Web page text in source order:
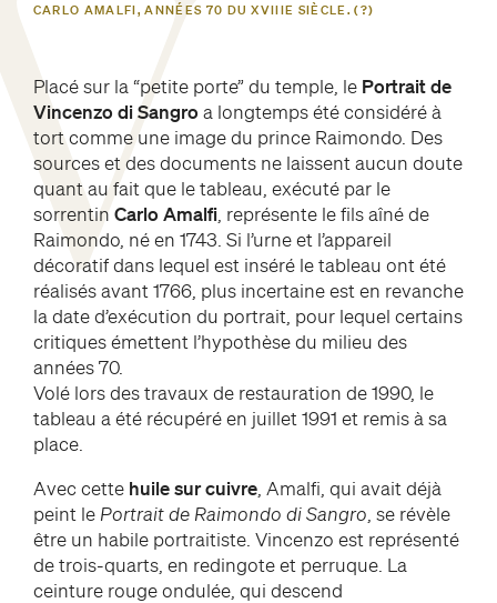
CARLO AMALFI, ANNÉES 70 DU XVIIIE SIÈCLE. (?)
Placé sur la “petite porte” du temple, le Portrait de
Vincenzo di Sangro a longtemps été considéré à
tort comme une image du prince Raimondo. Des
sources et des documents ne laissent aucun doute
quant au fait que le tableau, exécuté par le
sorrentin Carlo Amalfi, représente le fils aîné de
Raimondo, né en 1743. Si l’urne et l’appareil
décoratif dans lequel est inséré le tableau ont été
réalisés avant 1766, plus incertaine est en revanche
la date d’exécution du portrait, pour lequel certains
critiques émettent l’hypothèse du milieu des
années 70.
Volé lors des travaux de restauration de 1990, le
tableau a été récupéré en juillet 1991 et remis à sa
place.
Avec cette huile sur cuivre, Amalfi, qui avait déjà
peint le Portrait de Raimondo di Sangro , se révèle
être un habile portraitiste. Vincenzo est représenté
de trois-quarts, en redingote et perruque. La
ceinture rouge ondulée, qui descend